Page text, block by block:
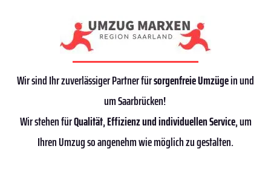
Wir sind Ihr zuverlässiger Partner fürsorgenfreie Umzügein und
um Saarbrücken!
Wir stehen fürQualität,Effizienzund individuellen Service, um
Ihren Umzug so angenehm wie möglich zu gestalten.